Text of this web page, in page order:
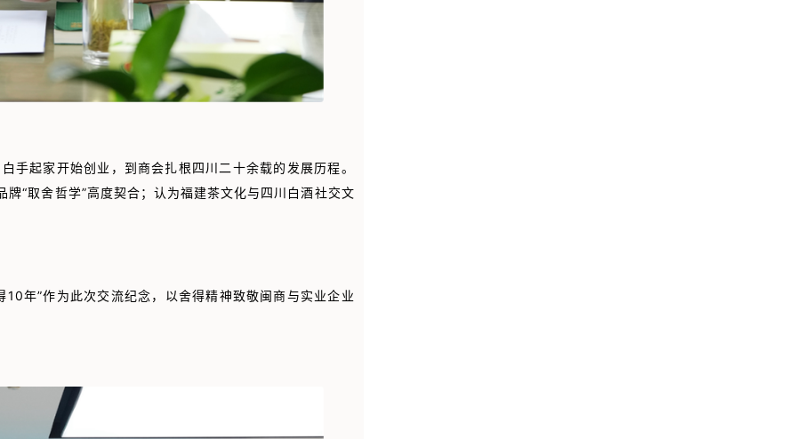
手起家开始创业，到商会扎根四川二十余载的发展历程。
“取舍哲学”高度契合；认为福建茶文化与四川白酒社交文
年”作为此次交流纪念，以舍得精神致敬闽商与实业企业